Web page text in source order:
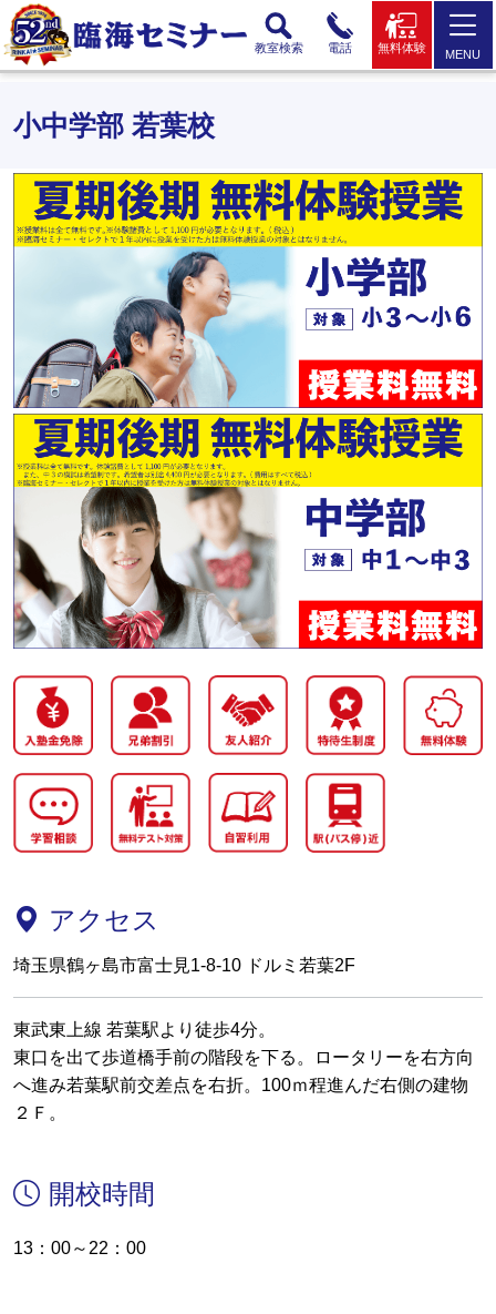
教室検索 電話 無料体験 MENU
小中学部 若葉校
アクセス
埼玉県鶴ヶ島市富士見1-8-10 ドルミ若葉2F
東武東上線 若葉駅より徒歩4分。
東口を出て歩道橋手前の階段を下る。ロータリーを右方向
へ進み若葉駅前交差点を右折。100ｍ程進んだ右側の建物
２Ｆ。
開校時間
13：00～22：00